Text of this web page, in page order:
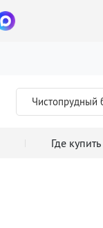
Чистопрудный
Где купить